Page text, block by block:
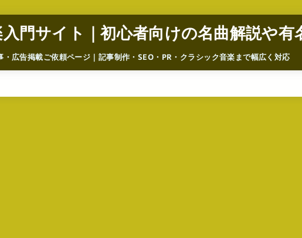
門サイト｜初心者向けの名曲解説や有
・広告掲載ご依頼ページ｜記事制作・SEO・PR・クラシック音楽まで幅広く対応